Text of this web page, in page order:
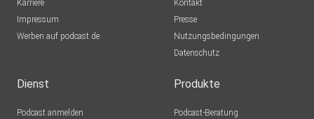
Karriere
Impressum
Werben auf podcast.de
Kontakt
Presse
Nutzungsbedingungen
Datenschutz
Dienst
Podcast anmelden
Produkte
Podcast-Beratung